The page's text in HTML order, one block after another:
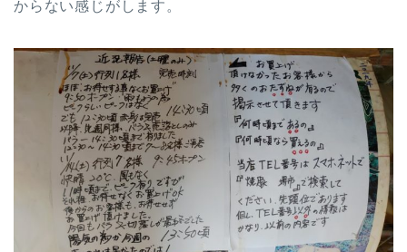
からない感じがします。